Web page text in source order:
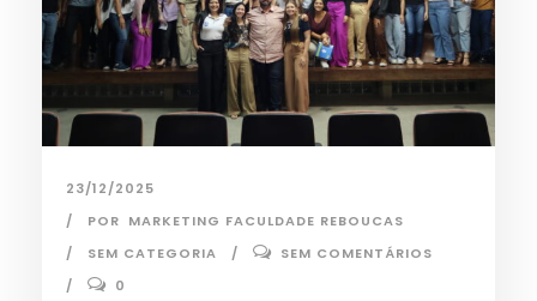
23/12/2025
POR MARKETING FACULDADE REBOUCAS
SEM CATEGORIA
SEM COMENTÁRIOS
0